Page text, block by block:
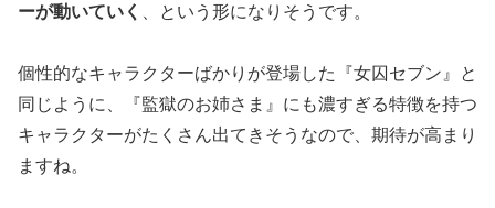
ーが動いていく
、という形になりそうです。
個性的なキャラクターばかりが登場した『女囚セブン』と
同じように、『監獄のお姉さま』にも濃すぎる特徴を持つ
キャラクターがたくさん出てきそうなので、期待が高まり
ますね。